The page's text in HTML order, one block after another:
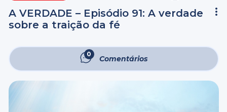
A VERDADE – Episódio 91: A verdade
sobre a traição da fé
0 Comentários